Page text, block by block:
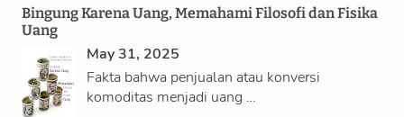
Bingung Karena Uang, Memahami Filosofi dan Fisika
Uang
May 31, 2025
Fakta bahwa penjualan atau konversi
komoditas menjadi uang …